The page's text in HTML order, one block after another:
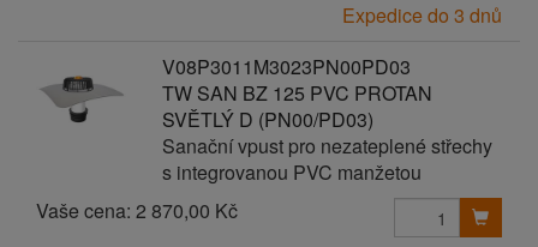
Expedice do 3 dnů
V08P3011M3023PN00PD03
TW SAN BZ 125 PVC PROTAN
SVĚTLÝ D (PN00/PD03)
Sanační vpust pro nezateplené střechy
s integrovanou PVC manžetou
Vaše cena: 2 870,00 Kč